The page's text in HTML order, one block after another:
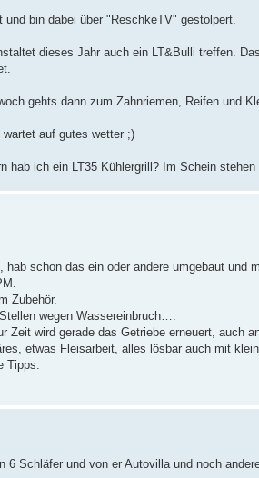
bin dabei über "ReschkeTV" gestolpert.
dieses Jahr auch ein LT&Bulli treffen.
gehts dann zum Zahnriemen, Reifen und
auf gutes wetter ;)
hab ich ein LT35 Kühlergrill? Im Schein
schon das ein oder andere umgebaut und
Zubehör.
wegen Wassereinbruch….
wird gerade das Getriebe erneuert, auch
etwas Fleisarbeit, alles lösbar auch mit
Tipps.
6 Schläfer und von er Autovilla und noch